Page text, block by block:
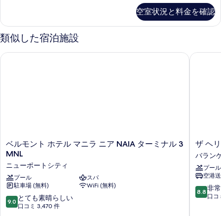
表
示
す
ル
ー
ム
の
を
表
示
す
る
ー
ド
ツ
ン
空室状況と料金を確認
類似した宿泊施設
ベ
ル
ン
ト
ホ
テ
ル
ベルモント ホテル マニラ ニア NAIA ターミナル 3
MNL
ニューポートシティ
プール
スパ
駐車場 (無料)
WiFi (無料)
10
段
9.0 とても素晴らしい
口コミ 3,470 件
ベルモント ホテル マニラ ニア NAIA ターミナル 3 MNL
ザ
ヘ
リ
テ
ー
ジ
ホ
ザ ヘ
バラン
プール
空港
10
段
8.8 非
口コ
ザ ヘリ